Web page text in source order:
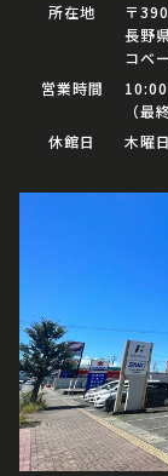
所在地
〒
長野
コベ
営業時間
（最
休館日
木曜日